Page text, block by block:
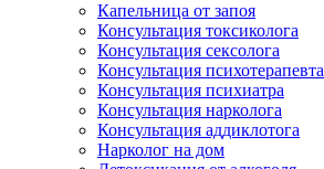
Капельница от запоя
Консультация токсиколога
Консультация сексолога
Консультация психотерапевта
Консультация психиатра
Консультация нарколога
Консультация аддиклотога
Нарколог на дом